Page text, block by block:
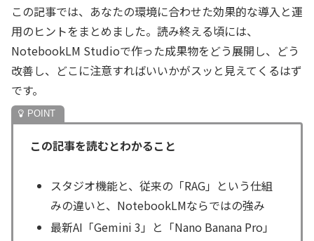
この記事では、あなたの環境に合わせた効果的な導入と運
用のヒントをまとめました。読み終える頃には、
NotebookLM Studioで作った成果物をどう展開し、どう
改善し、どこに注意すればいいかがスッと見えてくるはず
です。
この記事を読むとわかること
スタジオ機能と、従来の「RAG」という仕組
みの違いと、NotebookLMならではの強み
最新AI「Gemini 3」と「Nano Banana Pro」